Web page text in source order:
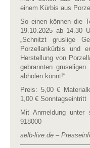
einem Kürbis aus
So einen können die
19.10.2025 ab 14.30
„Schnitzt gruslige
Porzellankürbis und
Herstellung von
gebrannten
abholen könnt!“
Preis: 5,00 €
1,00 € Sonntagseintritt
Mit Anmeldung unter
918000
selb-live.de –